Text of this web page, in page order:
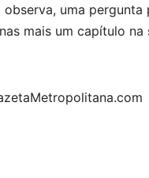
uma
mais um capítulo